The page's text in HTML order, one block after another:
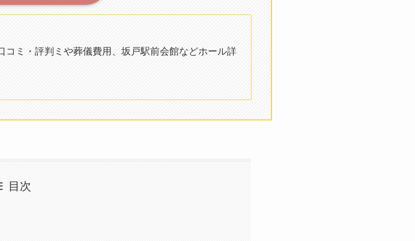
コミ・評判ミや葬儀費用、坂戸駅前会館などホール詳
目次